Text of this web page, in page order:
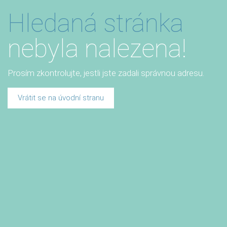
Hledaná stránka
nebyla nalezena!
Prosím zkontrolujte, jestli jste zadali správnou adresu.
Vrátit se na úvodní stranu